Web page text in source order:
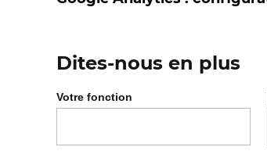
Dites-nous en plus
Votre fonction